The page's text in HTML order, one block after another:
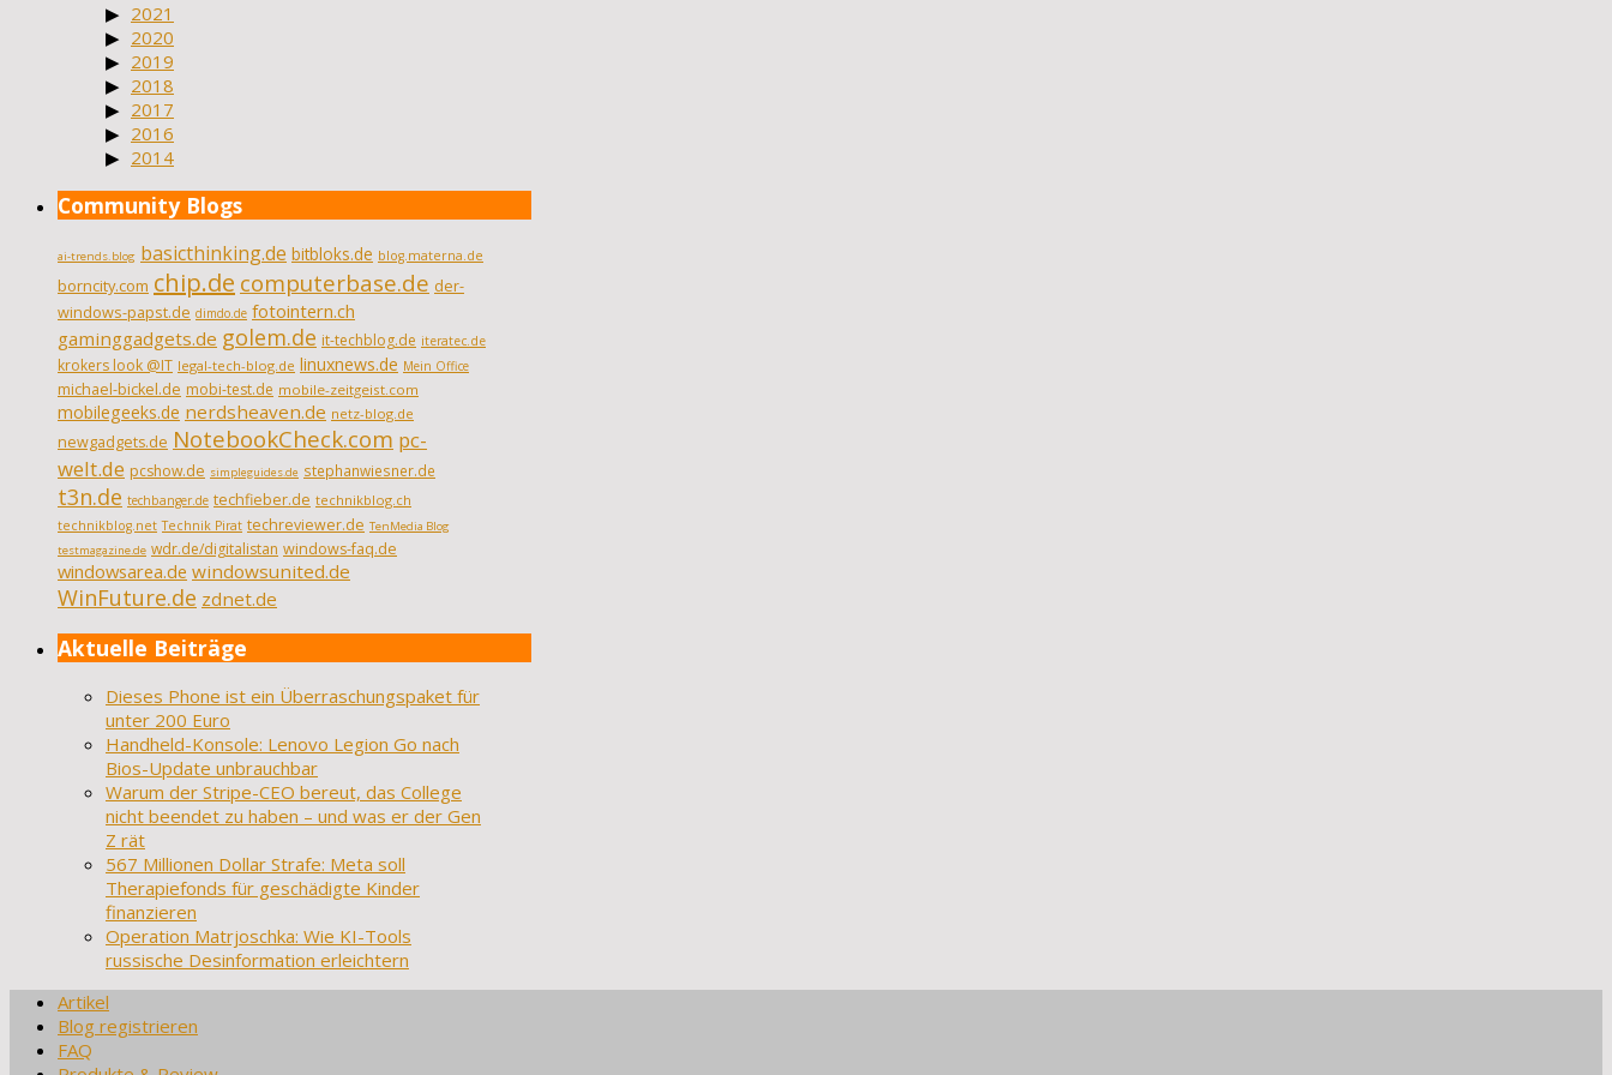
2021
2020
2019
2018
2017
2016
2014
Community Blogs
ai-trends.blog basicthinking.de bitbloks.de blog.materna.de
borncity.com chip.de computerbase.de der-
windows-papst.de dimdo.de fotointern.ch
gaminggadgets.de golem.de it-techblog.de iteratec.de
krokers look @IT legal-tech-blog.de linuxnews.de Mein Office
michael-bickel.de mobi-test.de mobile-zeitgeist.com
mobilegeeks.de nerdsheaven.de netz-blog.de
newgadgets.de NotebookCheck.com pc-
welt.de pcshow.de simpleguides.de stephanwiesner.de
t3n.de techbanger.de techfieber.de technikblog.ch
technikblog.net Technik Pirat techreviewer.de TenMedia Blog
testmagazine.de wdr.de/digitalistan windows-faq.de
windowsarea.de windowsunited.de
WinFuture.de zdnet.de
Aktuelle Beiträge
Dieses Phone ist ein Überraschungspaket für
unter 200 Euro
Handheld-Konsole: Lenovo Legion Go nach
Bios-Update unbrauchbar
Warum der Stripe-CEO bereut, das College
nicht beendet zu haben – und was er der Gen
Z rät
567 Millionen Dollar Strafe: Meta soll
Therapiefonds für geschädigte Kinder
finanzieren
Operation Matrjoschka: Wie KI-Tools
russische Desinformation erleichtern
Artikel
Blog registrieren
FAQ